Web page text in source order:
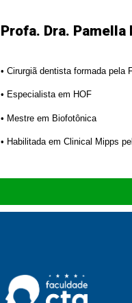
Profa. Dra. Pamella
• Cirurgiã dentista formada pela
• Especialista em HOF
• Mestre em Biofotônica
• Habilitada em Clinical Mipps